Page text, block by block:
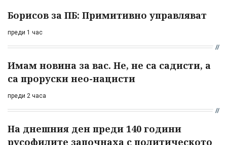
Борисов за ПБ: Примитивно управляват
преди 1 час
Имам новина за вас. Не, не са садисти, а
са проруски нео-нацисти
преди 2 часа
На днешния ден преди 140 години
русофилите започнаха с политическото